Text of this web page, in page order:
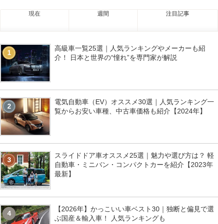
現在 週間 注目記事
1
高級車一覧25選｜人気ランキングやメーカーも紹
介！ 日本と世界の“憧れ”を専門家が解説
2
電気自動車（EV）オススメ30選｜人気ランキング一
覧からお安い車種、中古車価格も紹介【2024年】
3
スライドドア車オススメ25選｜魅力や選び方は？ 軽
自動車・ミニバン・コンパクトカーを紹介【2023年
最新】
4
【2026年】かっこいい車ベスト30｜独断と偏見で選
ぶ国産＆輸入車！ 人気ランキングも